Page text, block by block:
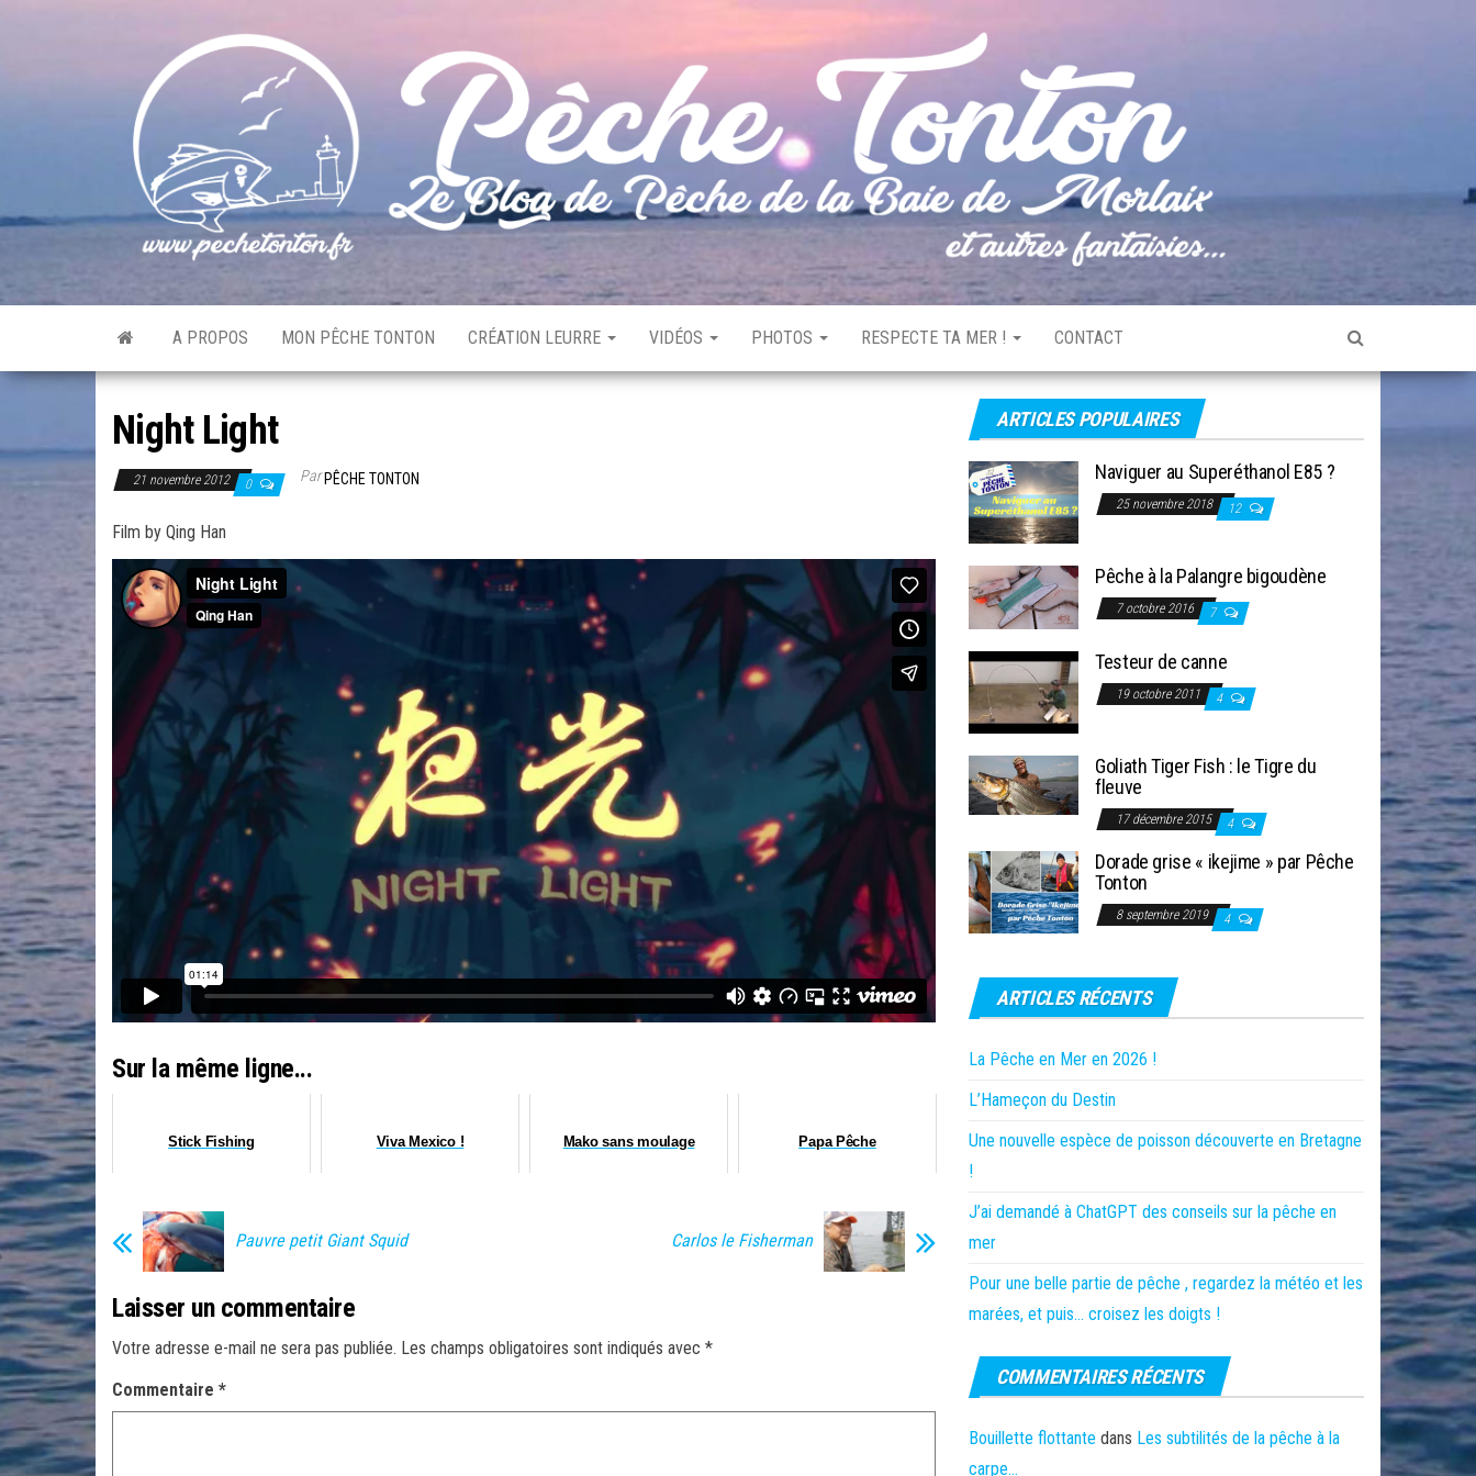
A PROPOS MON PÊCHE TONTON CRÉATION LEURRE VIDÉOS PHOTOS RESPECTE TA MER ! CONTACT
Night Light
21 novembre 2012 0 ParPÊCHE TONTON
Film by Qing Han
Sur la même ligne...
Stick Fishing Viva Mexico ! Mako sans moulage Papa Pêche
Pauvre petit Giant Squid Carlos le Fisherman
Laisser un commentaire
Votre adresse e-mail ne sera pas publiée. Les champs obligatoires sont indiqués avec *
Commentaire *
ARTICLES POPULAIRES
Naviguer au Superéthanol E85 ?
25 novembre 2018 12
Pêche à la Palangre bigoudène
7 octobre 2016 7
Testeur de canne
19 octobre 2011 4
Goliath Tiger Fish : le Tigre du
fleuve
17 décembre 2015 4
Dorade grise « ikejime » par Pêche
Tonton
8 septembre 2019 4
ARTICLES RÉCENTS
La Pêche en Mer en 2026 !
L’Hameçon du Destin
Une nouvelle espèce de poisson découverte en Bretagne
!
J’ai demandé à ChatGPT des conseils sur la pêche en
mer
Pour une belle partie de pêche , regardez la météo et les
marées, et puis… croisez les doigts !
COMMENTAIRES RÉCENTS
Bouillette flottante dans Les subtilités de la pêche à la
carpe…